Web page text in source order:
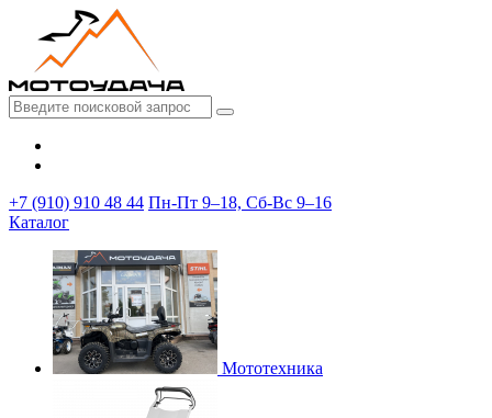
+7 (910) 910 48 44 Пн-Пт 9–18, Сб-Вс 9–16
Каталог
Мототехника